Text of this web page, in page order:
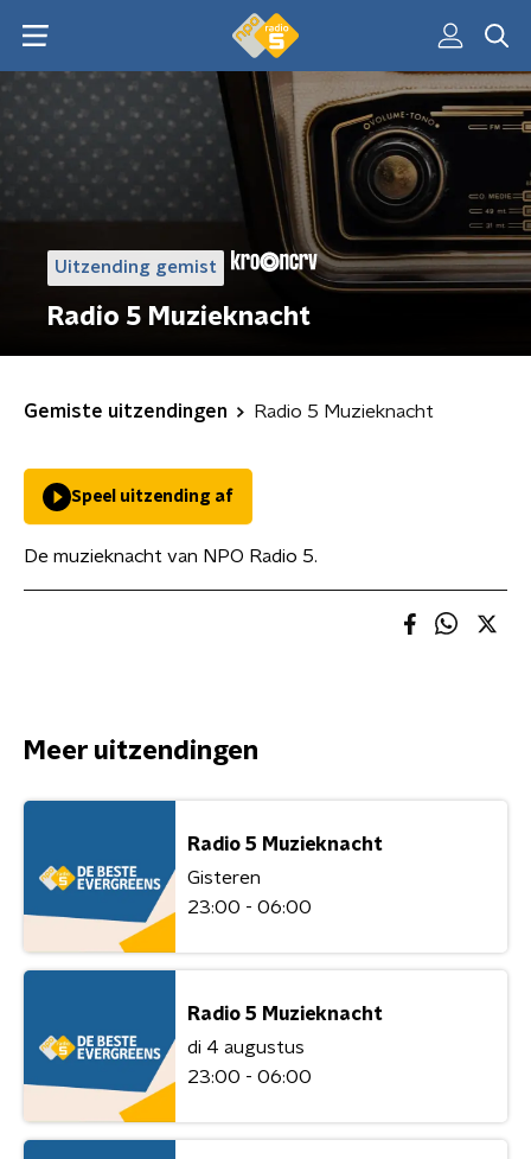
Uitzending gemist
Radio 5 Muzieknacht
Gemiste uitzendingen Radio 5 Muzieknacht
Speel uitzending af
De muzieknacht van NPO Radio 5.
Meer uitzendingen
Radio 5 Muzieknacht
Gisteren
23:00 - 06:00
Radio 5 Muzieknacht
di 4 augustus
23:00 - 06:00